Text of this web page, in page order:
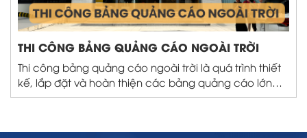
THI CÔNG BẢNG QUẢNG CÁO NGOÀI TRỜI
Thi công bảng quảng cáo ngoài trời là quá trình thiết
kế, lắp đặt và hoàn thiện các bảng quảng cáo lớn
được đặt ở trung tâm ngoài trời. Mục đích nhằm